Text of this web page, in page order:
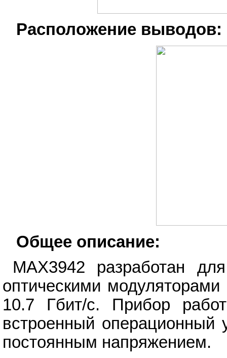
Расположение выводов:
Общее описание:
MAX3942 разработан
оптическими
10.7 Гбит/с. Прибор
встроенный
постоянным напряжением.